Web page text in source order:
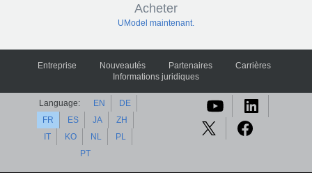
Acheter
UModel maintenant.
Entreprise Nouveautés Partenaires
Carrières
Informations juridiques
Language: EN
DE
FR
ES JA
ZH
IT
KO NL
PL
PT